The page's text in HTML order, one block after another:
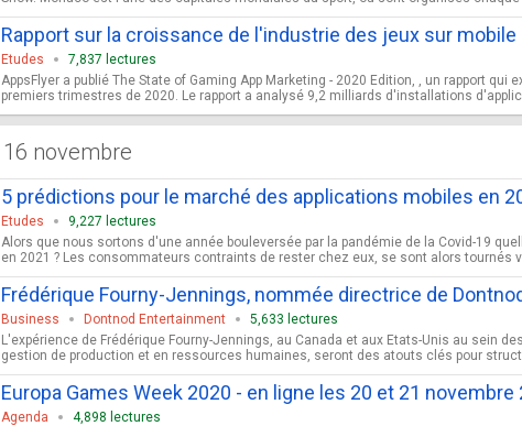
Rapport sur la croissance de l'industrie des jeux sur mobile
Etudes
7,837 lectures
AppsFlyer a publié The State of Gaming App Marketing - 2020 Edition, , un rapport
premiers trimestres de 2020. Le rapport a analysé 9,2 milliards d'installations
16 novembre
5 prédictions pour le marché des applications mobiles en
Etudes
9,227 lectures
Alors que nous sortons d'une année bouleversée par la pandémie de la Covid-19
en 2021 ? Les consommateurs contraints de rester chez eux, se sont alors
Frédérique Fourny-Jennings, nommée directrice de
Business Dontnod Entertainment
5,633 lectures
L'expérience de Frédérique Fourny-Jennings, au Canada et aux Etats-Unis au sein
gestion de production et en ressources humaines, seront des atouts clés pour
Europa Games Week 2020 - en ligne les 20 et 21 novembre
Agenda
4,898 lectures